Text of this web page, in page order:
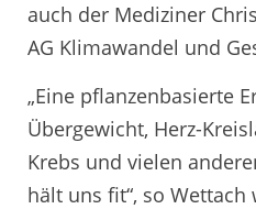
auch der Mediziner
AG Klimawandel und
„Eine pflanzenbasierte
Übergewicht, Herz-
Krebs und vielen
hält uns fit“, so Wettach